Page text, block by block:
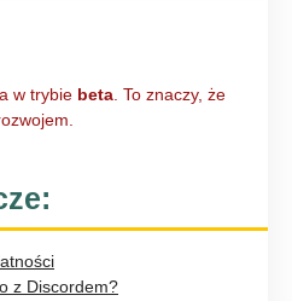
w trybie beta. To znaczy, że
z Discordem?